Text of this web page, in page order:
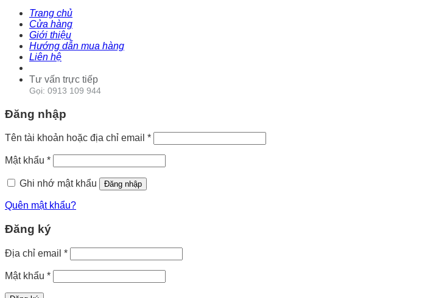
Trang chủ
Cửa hàng
Giới thiệu
Hướng dẫn mua hàng
Liên hệ
Tư vấn trực tiếp
Gọi: 0913 109 944
Đăng nhập
Tên tài khoản hoặc địa chỉ email *
Mật khẩu *
Ghi nhớ mật khẩu Đăng nhập
Quên mật khẩu?
Đăng ký
Địa chỉ email *
Mật khẩu *